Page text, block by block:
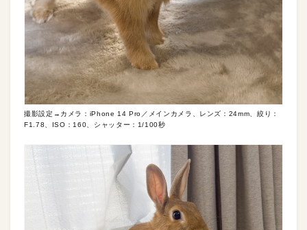
撮影設定→カメラ：iPhone 14 Pro／メインカメラ、レンズ：24mm、絞り：
F1.78、ISO：160、シャッター：1/100秒